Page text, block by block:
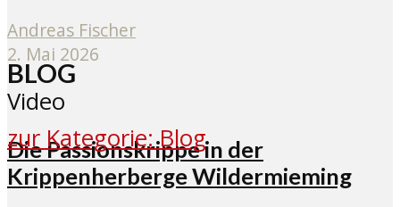
Andreas Fischer
2. Mai 2026
Video
Die Passionskrippe in der
Krippenherberge Wildermieming
BLOG
zur Kategorie: Blog